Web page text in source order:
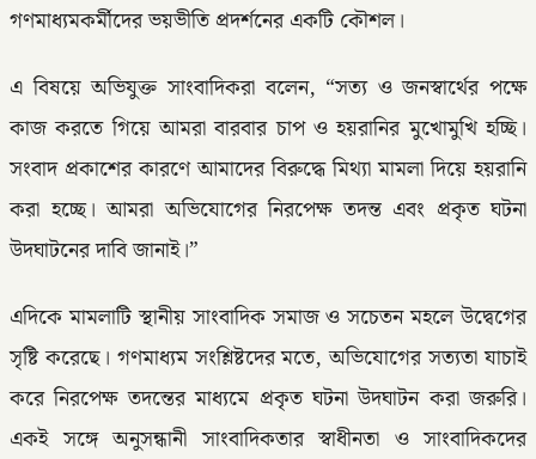
গণমাধ্যমকর্মীদের ভয়ভীতি প্রদর্শনের একটি কৌশল।
এ বিষয়ে অভিযুক্ত সাংবাদিকরা বলেন, “সত্য ও জনস্বার্থের পক্ষে
কাজ করতে গিয়ে আমরা বারবার চাপ ও হয়রানির মুখোমুখি হচ্ছি।
সংবাদ প্রকাশের কারণে আমাদের বিরুদ্ধে মিথ্যা মামলা দিয়ে হয়রানি
করা হচ্ছে। আমরা অভিযোগের নিরপেক্ষ তদন্ত এবং প্রকৃত ঘটনা
উদঘাটনের দাবি জানাই।”
এদিকে মামলাটি স্থানীয় সাংবাদিক সমাজ ও সচেতন মহলে উদ্বেগের
সৃষ্টি করেছে। গণমাধ্যম সংশ্লিষ্টদের মতে, অভিযোগের সত্যতা যাচাই
করে নিরপেক্ষ তদন্তের মাধ্যমে প্রকৃত ঘটনা উদঘাটন করা জরুরি।
একই সঙ্গে অনুসন্ধানী সাংবাদিকতার স্বাধীনতা ও সাংবাদিকদের